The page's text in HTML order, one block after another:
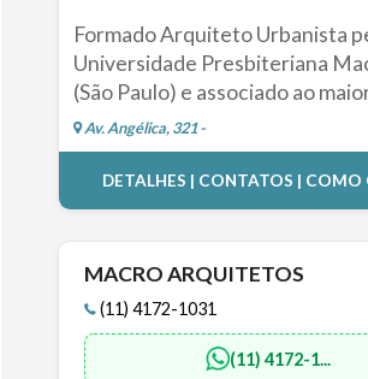
Formado Arquiteto Urbanista
Universidade Presbiteriana
(São Paulo) e associado ao
Av. Angélica, 321 -
DETALHES | CONTATOS | COMO
MACRO ARQUITETOS
(11) 4172-1031
(11) 4172-1...